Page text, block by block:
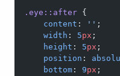
.eye::after {
    content
: '' ;
    width
: 5px ;
    height
: 5px ;
    position
:
    bottom
: 9px ;